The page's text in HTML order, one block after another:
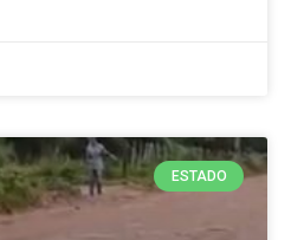
ESTADO